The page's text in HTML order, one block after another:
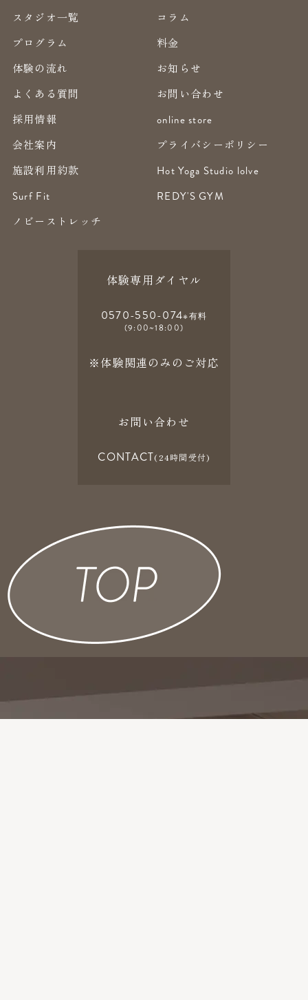
スタジオ一覧
コラム
プログラム
料金
体験の流れ
お知らせ
よくある質問
お問い合わせ
採用情報
online store
会社案内
プライバシーポリシー
施設利用約款
Hot Yoga Studio lolve
Surf Fit
REDY'S GYM
ノビーストレッチ
体験専用ダイヤル
0570-550-074※有料
(9:00~18:00)
※体験関連のみのご対応
お問い合わせ
CONTACT(24時間受付)